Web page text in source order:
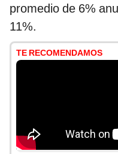
promedio de 6%
11%.
TE RECOMENDAMOS